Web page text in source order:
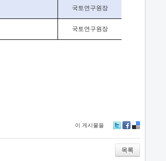
국토연구원장
국토연구원장
이 게시물을
bo
ok
ou
s
목록